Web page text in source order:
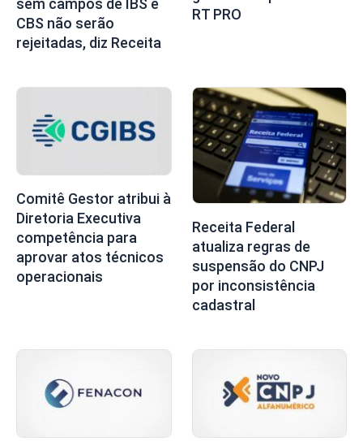
sem campos de IBS e
CBS não serão
rejeitadas, diz Receita
RT PRO
Comitê Gestor atribui à
Diretoria Executiva
competência para
aprovar atos técnicos
operacionais
Receita Federal
atualiza regras de
suspensão do CNPJ
por inconsistência
cadastral